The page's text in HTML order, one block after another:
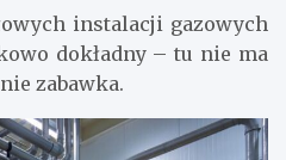
instalacji gazowych
dokładny – tu nie ma
zabawka.